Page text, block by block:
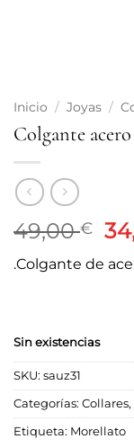
Inicio / Joyas /
Colgante
49,00€ El
.Colgante de
Sin existencias
SKU: sauz31
Categorías: Collares,
Etiqueta: Morellato